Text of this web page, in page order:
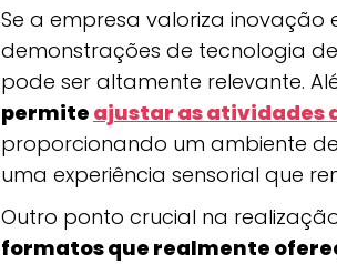
Se a empresa valoriza inovação
demonstrações de tecnologia
pode ser altamente relevante.
permite ajustar as atividades
proporcionando um ambiente
uma experiência sensorial que
Outro ponto crucial na
formatos que realmente